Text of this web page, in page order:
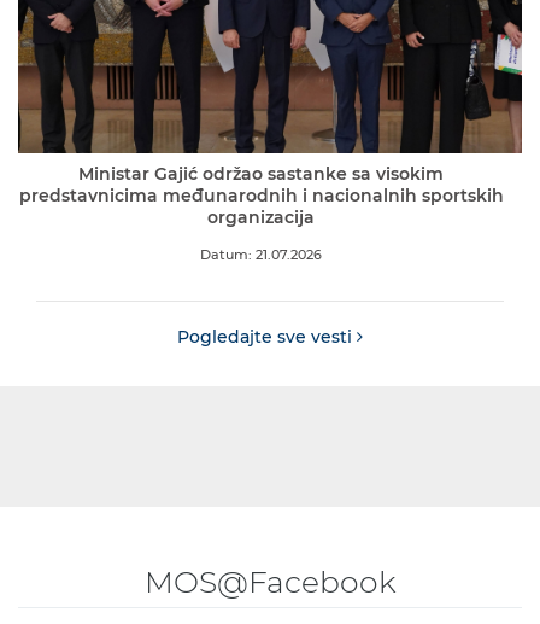
Ministar Gajić održao sastanke sa visokim
predstavnicima međunarodnih i nacionalnih sportskih
organizacija
Datum: 21.07.2026
Pogledajte sve vesti
MOS@Facebook